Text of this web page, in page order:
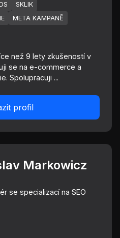
SKLIK
META KAMPANĚ
než 9 lety zkušeností v
se na e-commerce a
Spolupracuji ...
profil
Markowicz
se specializací na SEO